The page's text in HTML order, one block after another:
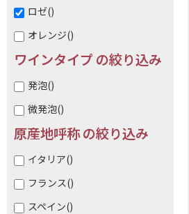
ロゼ()
オレンジ()
ワインタイプ の絞り込み
発泡()
微発泡()
原産地呼称 の絞り込み
イタリア()
フランス()
スペイン()